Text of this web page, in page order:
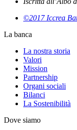
©2017 Iccrea
La banca
La nostra storia
Valori
Mission
Partnership
Organi sociali
Bilanci
La Sostenibilità
Dove siamo